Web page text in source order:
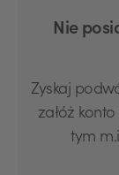
Nie
Zyskaj
załóż
tym